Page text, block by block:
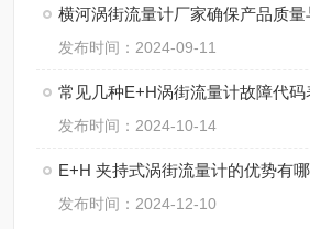
横河涡街流量计厂家确保产品质
发布时间：2024-09-11
常见几种E+H涡街流量计故障代
发布时间：2024-10-14
E+H 夹持式涡街流量计的优势有
发布时间：2024-12-10